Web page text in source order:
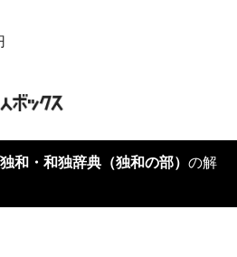
和・和独辞典（独和の部） の解